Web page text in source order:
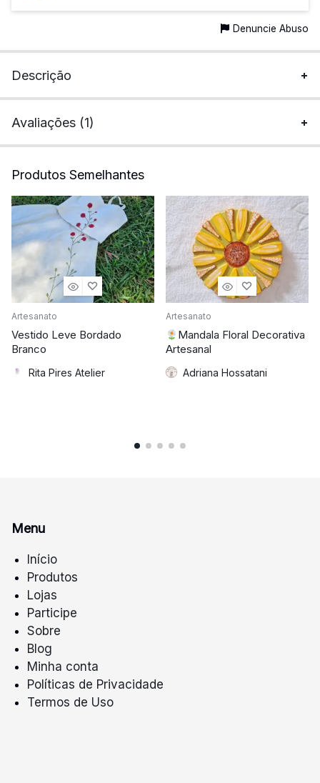
Denuncie Abuso
Descrição
Avaliações (1)
Produtos Semelhantes
Artesanato
Vestido Leve Bordado
Branco
Rita Pires Atelier
Artesanato
Mandala Floral Decorativa
Artesanal
Adriana Hossatani
Menu
Início
Produtos
Lojas
Participe
Sobre
Blog
Minha conta
Políticas de Privacidade
Termos de Uso